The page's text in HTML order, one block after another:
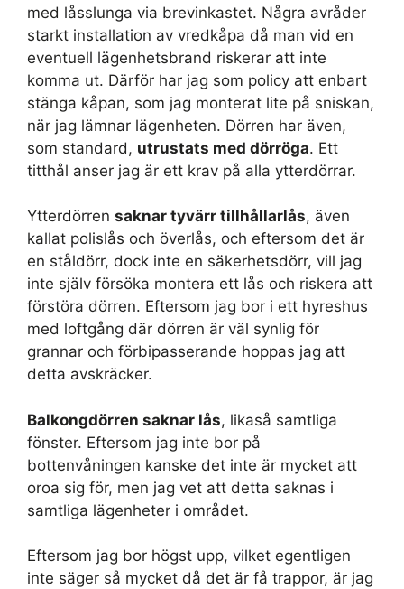
med låsslunga via brevinkastet. Några avråder
starkt installation av vredkåpa då man vid en
eventuell lägenhetsbrand riskerar att inte
komma ut. Därför har jag som policy att enbart
stänga kåpan, som jag monterat lite på sniskan,
när jag lämnar lägenheten. Dörren har även,
som standard, utrustats med dörröga. Ett
titthål anser jag är ett krav på alla ytterdörrar.
Ytterdörren saknar tyvärr tillhållarlås, även
kallat polislås och överlås, och eftersom det är
en ståldörr, dock inte en säkerhetsdörr, vill jag
inte själv försöka montera ett lås och riskera att
förstöra dörren. Eftersom jag bor i ett hyreshus
med loftgång där dörren är väl synlig för
grannar och förbipasserande hoppas jag att
detta avskräcker.
Balkongdörren saknar lås, likaså samtliga
fönster. Eftersom jag inte bor på
bottenvåningen kanske det inte är mycket att
oroa sig för, men jag vet att detta saknas i
samtliga lägenheter i området.
Eftersom jag bor högst upp, vilket egentligen
inte säger så mycket då det är få trappor, är jag